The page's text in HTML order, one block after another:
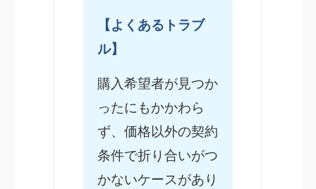
【よくあるトラブ
ル】
購入希望者が見つか
ったにもかかわら
ず、価格以外の契約
条件で折り合いがつ
かないケースがあり